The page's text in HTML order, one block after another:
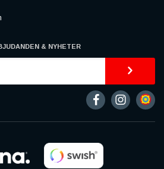
& NYHETER